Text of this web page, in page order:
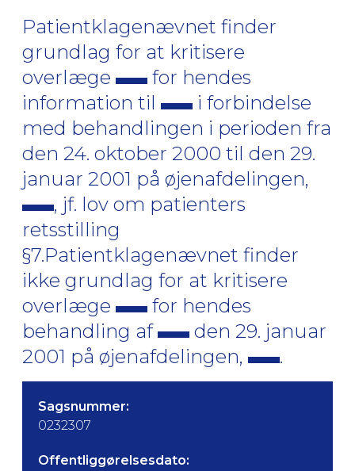
Patientklagenævnet finder
grundlag for at kritisere
overlæge
for hendes
information til
i forbindelse
med behandlingen i perioden fra
den 24. oktober 2000 til den 29.
januar 2001 på øjenafdelingen,
, jf. lov om patienters
retsstilling
§7.Patientklagenævnet finder
ikke grundlag for at kritisere
overlæge
for hendes
behandling af
den 29. januar
2001 på øjenafdelingen,
.
Sagsnummer:
0232307
Offentliggørelsesdato: